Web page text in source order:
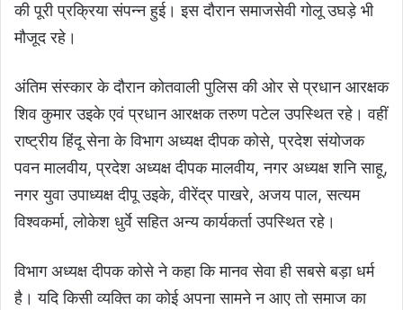
की पूरी प्रक्रिया संपन्न हुई। इस दौरान समाजसेवी गोलू उघड़े भी
मौजूद रहे।
अंतिम संस्कार के दौरान कोतवाली पुलिस की ओर से प्रधान आरक्षक
शिव कुमार उइके एवं प्रधान आरक्षक तरुण पटेल उपस्थित रहे। वहीं
राष्ट्रीय हिंदू सेना के विभाग अध्यक्ष दीपक कोसे, प्रदेश संयोजक
पवन मालवीय, प्रदेश अध्यक्ष दीपक मालवीय, नगर अध्यक्ष शनि साहू,
नगर युवा उपाध्यक्ष दीपू उइके, वीरेंद्र पाखरे, अजय पाल, सत्यम
विश्वकर्मा, लोकेश धुर्वे सहित अन्य कार्यकर्ता उपस्थित रहे।
विभाग अध्यक्ष दीपक कोसे ने कहा कि मानव सेवा ही सबसे बड़ा धर्म
है। यदि किसी व्यक्ति का कोई अपना सामने न आए तो समाज का